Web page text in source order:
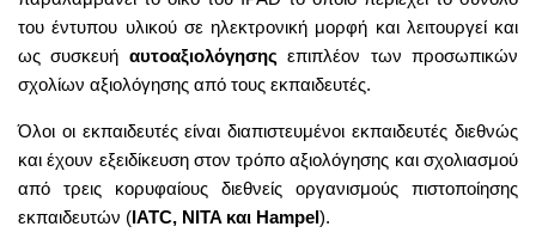
του έντυπου υλικού σε ηλεκτρονική μορφή και λειτουργεί και
ως συσκευή αυτοαξιολόγησηςεπιπλέον των προσωπικών
σχολίων αξιολόγησης από τους εκπαιδευτές.
Όλοι οι εκπαιδευτές είναι διαπιστευμένοι εκπαιδευτές διεθνώς
και έχουν εξειδίκευση στον τρόπο αξιολόγησης και σχολιασμού
από τρεις κορυφαίους διεθνείς οργανισμούς πιστοποίησης
εκπαιδευτών (IATC, NITA και Hampel).